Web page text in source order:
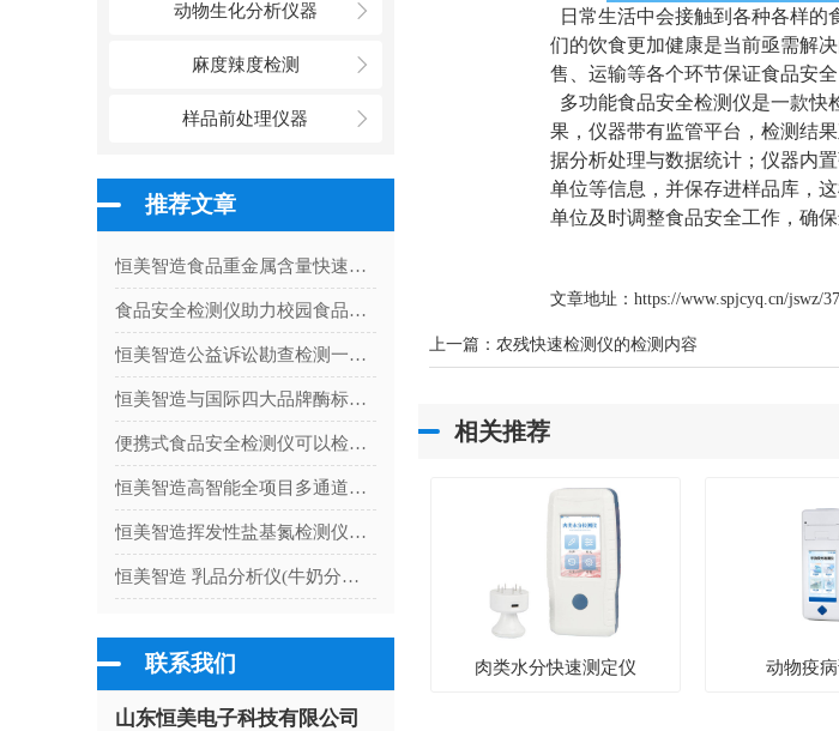
动物生化分析仪器
麻度辣度检测
样品前处理仪器
推荐文章
恒美智造食品重金属含量快速检测仪合规认证与资质体系全解
食品安全检测仪助力校园食品安全检测
恒美智造公益诉讼勘查检测一体机故障排查指南：常见问题诊断与解决方案大全
恒美智造与国际四大品牌酶标仪（酶免仪）功能配置对比评测
便携式食品安全检测仪可以检测农药残留吗
恒美智造高智能全项目多通道食品安全综合检测仪器在农贸市场与商超食品安全保障中的应用
恒美智造挥发性盐基氮检测仪器 冷鲜肉腐败度分析仪资质认证体系
恒美智造 乳品分析仪(牛奶分析仪)产品知识图谱白皮书
联系我们
山东恒美电子科技有限公司
日常生活中会接触到各种各样的
们的饮食更加健康是当前亟需解
售、运输等各个环节保证食品安
多功能食品安全检测仪是一款快
果，仪器带有监管平台，检测结
据分析处理与数据统计；仪器内
单位等信息，并保存进样品库，
单位及时调整食品安全工作，确
文章地址： https://www.spjcyq.cn/jswz/
上一篇：农残快速检测仪的检测内容
相关推荐
肉类水分快速测定仪 动物疫